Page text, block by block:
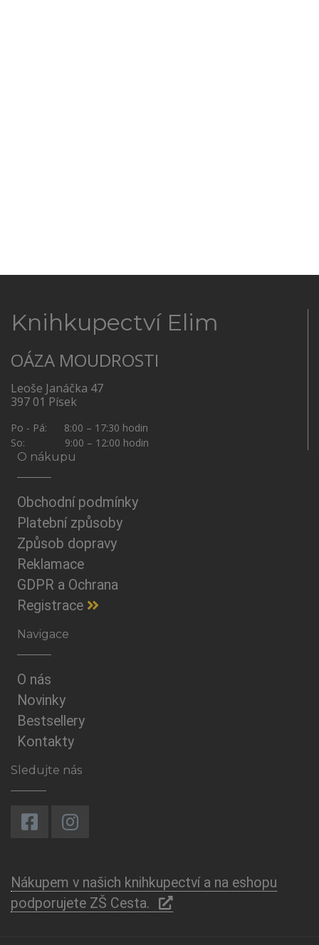
Knihkupectví Elim
OÁZA MOUDROSTI
Leoše Janáčka 47
397 01 Písek
Po - Pá: 8:00 – 17:30 hodin
So: 9:00 – 12:00 hodin
O nákupu
Obchodní podmínky
Platební způsoby
Způsob dopravy
Reklamace
GDPR a Ochrana
Registrace
Navigace
O nás
Novinky
Bestsellery
Kontakty
Sledujte nás
Nákupem v našich knihkupectví a na eshopu
podporujete ZŠ Cesta.